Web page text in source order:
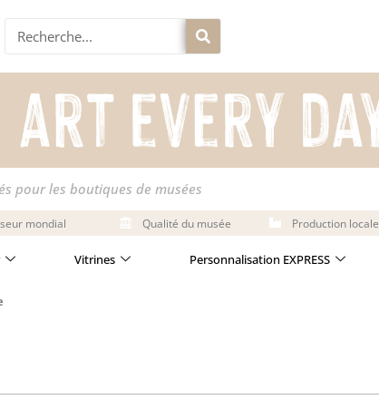
Recherche
pour les boutiques de musées
mondial Qualité du musée Production locale
Vitrines Personnalisation EXPRESS